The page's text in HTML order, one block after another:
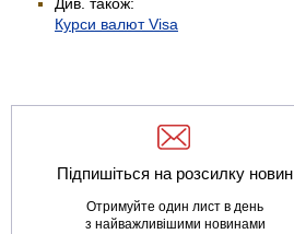
Курси валют Visa
Підпишіться на розсилку новин
Отримуйте один лист в день
з найважливішими новинами